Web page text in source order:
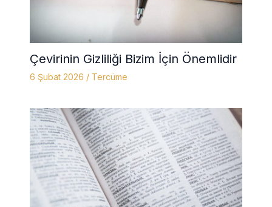
Çevirinin Gizliliği Bizim İçin Önemlidir
6 Şubat 2026 / Tercüme